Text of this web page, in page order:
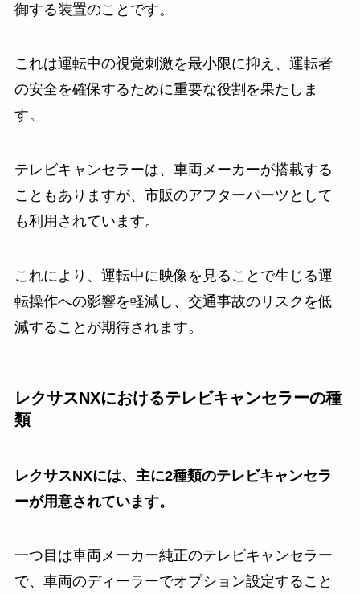
御する装置のことです。
これは運転中の視覚刺激を最小限に抑え、運転者
の安全を確保するために重要な役割を果たしま
す。
テレビキャンセラーは、車両メーカーが搭載する
こともありますが、市販のアフターパーツとして
も利用されています。
これにより、運転中に映像を見ることで生じる運
転操作への影響を軽減し、交通事故のリスクを低
減することが期待されます。
レクサスNXにおけるテレビキャンセラーの種
類
レクサスNXには、主に2種類のテレビキャンセラ
ーが用意されています。
一つ目は車両メーカー純正のテレビキャンセラー
で、車両のディーラーでオプション設定すること